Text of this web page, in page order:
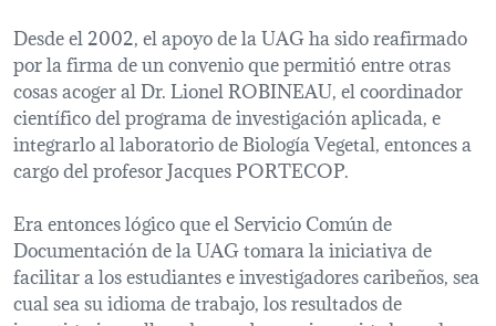
Desde el 2002, el apoyo de la UAG ha sido reafirmado
por la firma de un convenio que permitió entre otras
cosas acoger al Dr. Lionel ROBINEAU, el coordinador
científico del programa de investigación aplicada, e
integrarlo al laboratorio de Biología Vegetal, entonces a
cargo del profesor Jacques PORTECOP.
Era entonces lógico que el Servicio Común de
Documentación de la UAG tomara la iniciativa de
facilitar a los estudiantes e investigadores caribeños, sea
cual sea su idioma de trabajo, los resultados de